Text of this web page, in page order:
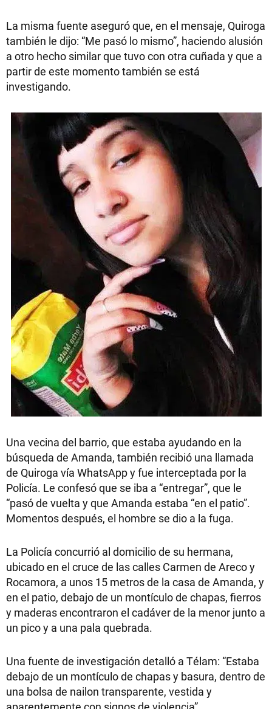
La misma fuente aseguró que, en el mensaje, Quiroga
también le dijo: “Me pasó lo mismo”, haciendo alusión
a otro hecho similar que tuvo con otra cuñada y que a
partir de este momento también se está
investigando.
Una vecina del barrio, que estaba ayudando en la
búsqueda de Amanda, también recibió una llamada
de Quiroga vía WhatsApp y fue interceptada por la
Policía. Le confesó que se iba a “entregar”, que le
“pasó de vuelta y que Amanda estaba “en el patio”.
Momentos después, el hombre se dio a la fuga.
La Policía concurrió al domicilio de su hermana,
ubicado en el cruce de las calles Carmen de Areco y
Rocamora, a unos 15 metros de la casa de Amanda, y
en el patio, debajo de un montículo de chapas, fierros
y maderas encontraron el cadáver de la menor junto a
un pico y a una pala quebrada.
Una fuente de investigación detalló a Télam: “Estaba
debajo de un montículo de chapas y basura, dentro de
una bolsa de nailon transparente, vestida y